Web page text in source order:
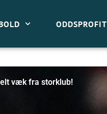
ODDSPROFIT
væk fra storklub!